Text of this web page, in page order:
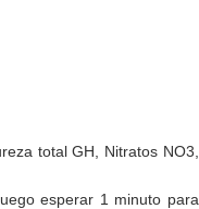
total GH, Nitratos NO3,
esperar 1 minuto para